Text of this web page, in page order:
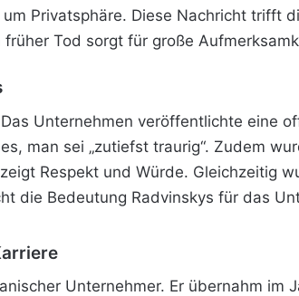
Privatsphäre. Diese Nachricht trifft
Tod sorgt für große
Unternehmen veröffentlichte eine
man sei „zutiefst traurig“. Zudem
Respekt und Würde. Gleichzeitig
die Bedeutung Radvinskys für das
Unternehmer. Er übernahm